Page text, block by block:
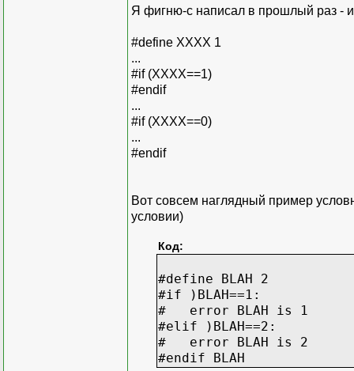
Я фигню-с написал в прошлый раз -
#define XXXX 1
...
#if (ХХХХ==1)
#endif
...
#if (ХХХХ==0)
...
#endif
Вот совсем наглядный пример
условии)
Код:
#define BLAH 2
#if )BLAH==1:
# error BLAH is 1
#elif )BLAH==2:
# error BLAH is 2
#endif BLAH